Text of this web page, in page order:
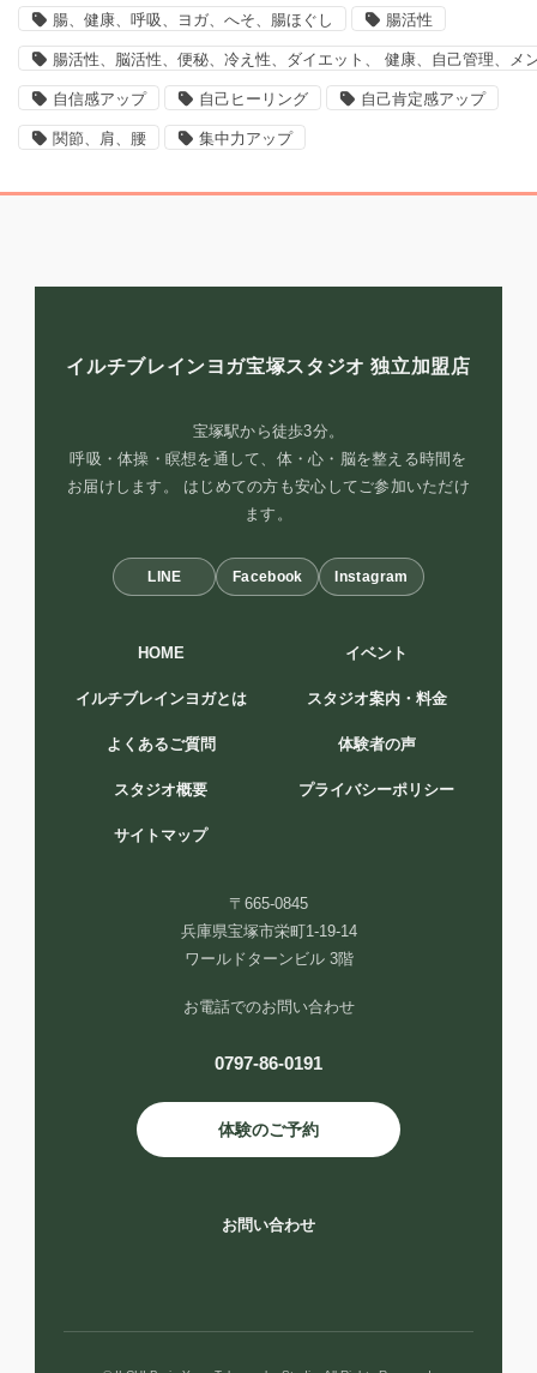
腸、健康、呼吸、ヨガ、へそ、腸ほぐし 腸活性
腸活性、脳活性、便秘、冷え性、ダイエット、 健康、自己管理、メ
自信感アップ 自己ヒーリング 自己肯定感アップ
関節、肩、腰 集中力アップ
イルチブレインヨガ宝塚スタジオ独立加盟店
宝塚駅から徒歩3分。
呼吸・体操・瞑想を通して、体・心・脳を整える時間を
お届けします。 はじめての方も安心してご参加いただけ
ます。
LINE Facebook Instagram
HOME イベント
イルチブレインヨガとは スタジオ案内・料金
よくあるご質問 体験者の声
スタジオ概要 プライバシーポリシー
サイトマップ
〒665-0845
兵庫県宝塚市栄町1-19-14
ワールドターンビル 3階
お電話でのお問い合わせ
0797-86-0191
体験のご予約
お問い合わせ